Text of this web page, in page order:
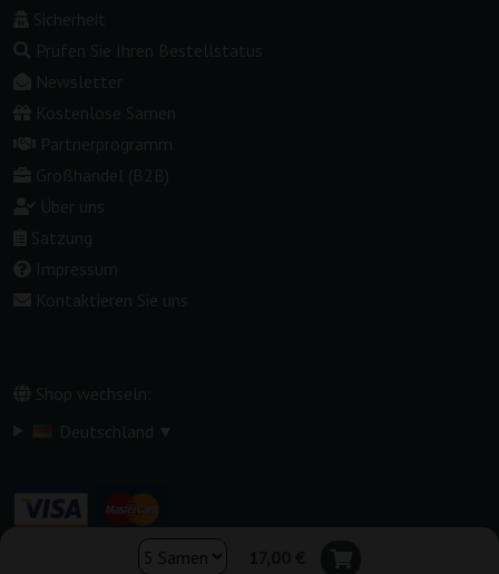
Sicherheit
Prüfen Sie Ihren Bestellstatus
Newsletter
Kostenlose Samen
Partnerprogramm
Großhandel (B2B)
Über uns
Satzung
Impressum
Kontaktieren Sie uns
Shop wechseln:
Deutschland ▾